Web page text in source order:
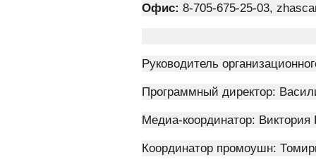
Офис: 8-705-675-25-03,
Руководитель
Программный директор:
Медиа-координатор: Виктория
Координатор промоушн: